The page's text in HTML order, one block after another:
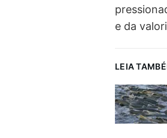
e da
LEIA